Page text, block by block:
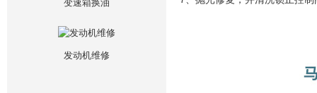
变速箱换油
发动机维修